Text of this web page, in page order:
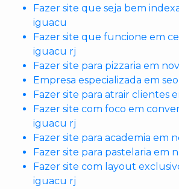
Fazer site que seja bem
iguacu
Fazer site que funcione em
iguacu rj
Fazer site para pizzaria em
Empresa especializada em
Fazer site para atrair clientes
Fazer site com foco em
iguacu rj
Fazer site para academia em
Fazer site para pastelaria em
Fazer site com layout
iguacu rj